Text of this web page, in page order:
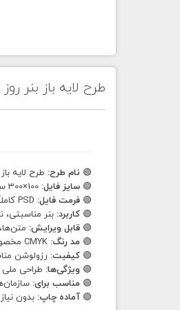
طرح لایه باز بنر
🟢 نام طرح: طرح لایه
🟢 سایز فایل:
🟢 فرمت فایل:
🟢 کاربرد: بنر
🟢 قابل ویرایش:
🟢 مد رنگ:
🟢 کیفیت: رزولوشن
🟢 ویژگی‌ها: طراحی ملی
🟢 مناسب برای:
🟢 آماده چاپ: بدون